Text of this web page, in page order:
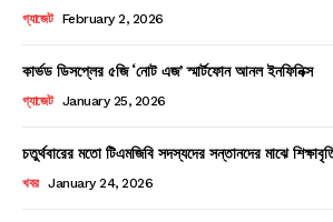
গ্যাজেট February 2, 2026
কার্ভড ডিসপ্লের ৫জি ‘নোট এজ’ স্মার্টফোন আনল ইনফিনিক্স
গ্যাজেট January 25, 2026
চতুর্থবারের মতো টিএমজিবি সদস্যদের সন্তানদের মাঝে
খবর January 24, 2026